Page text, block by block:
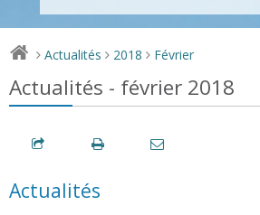
> Actualités > 2018 > Février
Actualités - février 2018
Actualités